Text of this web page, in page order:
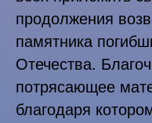
продолжения
памятника
Отечества.
потрясающее
благодаря